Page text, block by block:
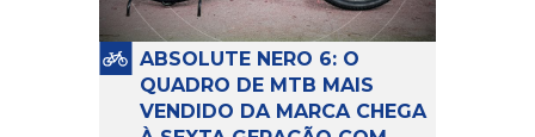
ABSOLUTE NERO 6: O
QUADRO DE MTB MAIS
VENDIDO DA MARCA CHEGA